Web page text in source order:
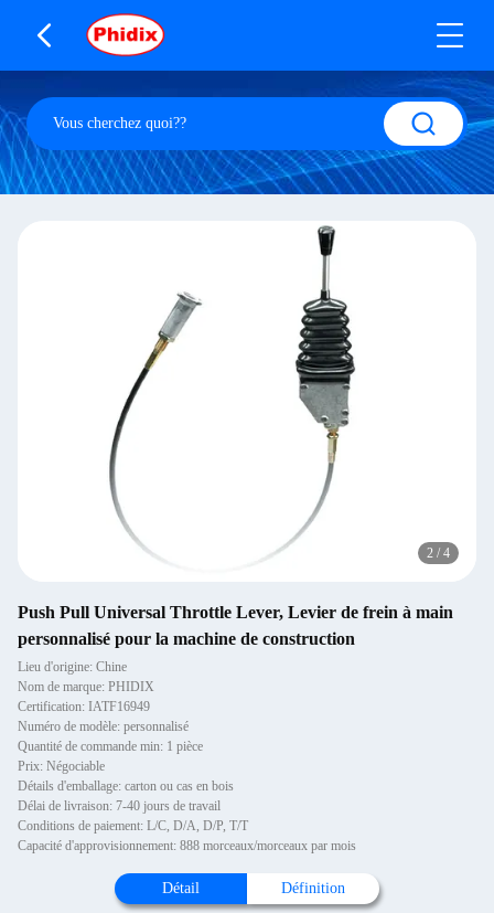
2 / 4
Push Pull Universal Throttle Lever, Levier de frein à main
personnalisé pour la machine de construction
Lieu d'origine: Chine
Nom de marque: PHIDIX
Certification: IATF16949
Numéro de modèle: personnalisé
Quantité de commande min: 1 pièce
Prix: Négociable
Détails d'emballage: carton ou cas en bois
Délai de livraison: 7-40 jours de travail
Conditions de paiement: L/C, D/A, D/P, T/T
Capacité d'approvisionnement: 888 morceaux/morceaux par mois
Détail Définition